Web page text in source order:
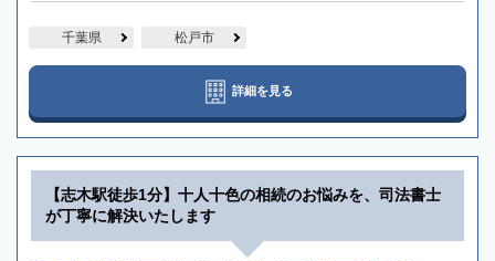
千葉県 松戸市
詳細を見る
【志木駅徒歩1分】十人十色の相続のお悩みを、司法書士
が丁寧に解決いたします